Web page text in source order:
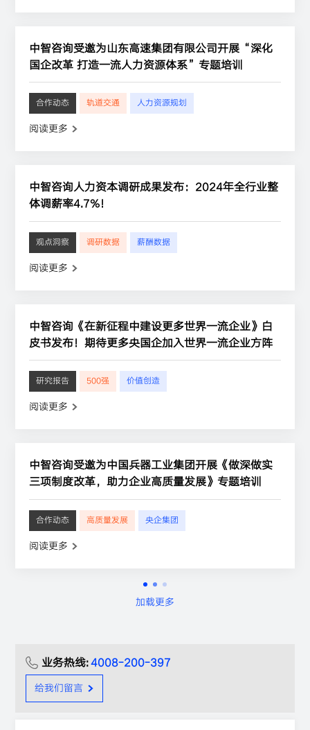
中智咨询受邀为山东高速集团有限公司开展“深化
国企改革 打造一流人力资源体系”专题培训
合作动态 轨道交通 人力资源规划
阅读更多
中智咨询人力资本调研成果发布：2024年全行业整
体调薪率4.7%！
观点洞察 调研数据 薪酬数据
阅读更多
中智咨询《在新征程中建设更多世界一流企业》白
皮书发布！期待更多央国企加入世界一流企业方阵
研究报告 500强 价值创造
阅读更多
中智咨询受邀为中国兵器工业集团开展《做深做实
三项制度改革，助力企业高质量发展》专题培训
合作动态 高质量发展 央企集团
阅读更多
加载更多
业务热线:4008-200-397
给我们留言